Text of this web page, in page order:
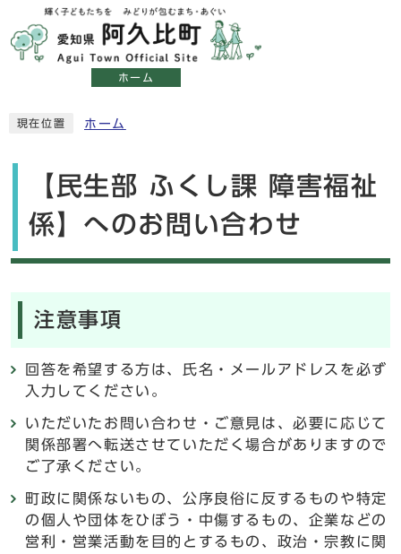
ホーム
現在位置 ホーム
【民生部 ふくし課 障害福祉
係】へのお問い合わせ
注意事項
回答を希望する方は、氏名・メールアドレスを必ず
入力してください。
いただいたお問い合わせ・ご意見は、必要に応じて
関係部署へ転送させていただく場合がありますので
ご了承ください。
町政に関係ないもの、公序良俗に反するものや特定
の個人や団体をひぼう・中傷するもの、企業などの
営利・営業活動を目的とするもの、政治・宗教に関